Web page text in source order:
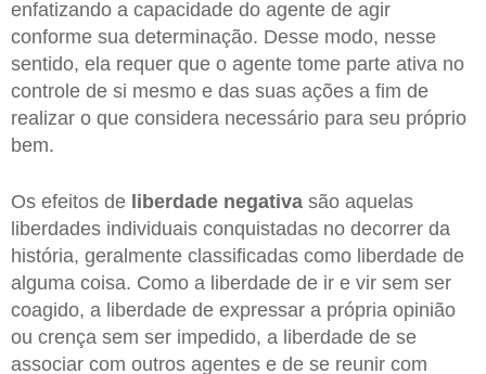
enfatizando a capacidade do agente de agir
conforme sua determinação. Desse modo, nesse
sentido, ela requer que o agente tome parte ativa no
controle de si mesmo e das suas ações a fim de
realizar o que considera necessário para seu próprio
bem.
Os efeitos de liberdade negativa são aquelas
liberdades individuais conquistadas no decorrer da
história, geralmente classificadas como liberdade de
alguma coisa. Como a liberdade de ir e vir sem ser
coagido, a liberdade de expressar a própria opinião
ou crença sem ser impedido, a liberdade de se
associar com outros agentes e de se reunir com